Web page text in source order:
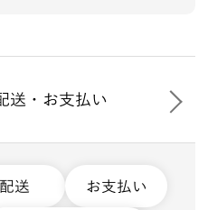
送・お支払い
配送 お支払い